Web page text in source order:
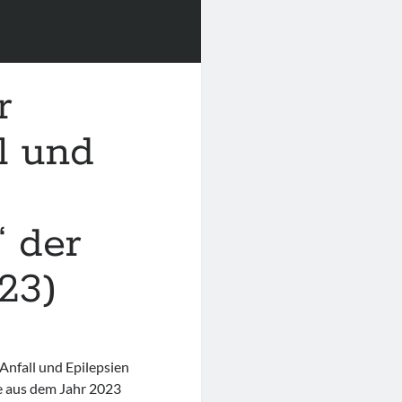
und
der
und Epilepsien
dem Jahr 2023